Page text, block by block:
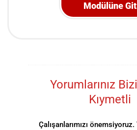
Modülüne Git
Yorumlarınız
Kıymetli
Çalışanlarımızı